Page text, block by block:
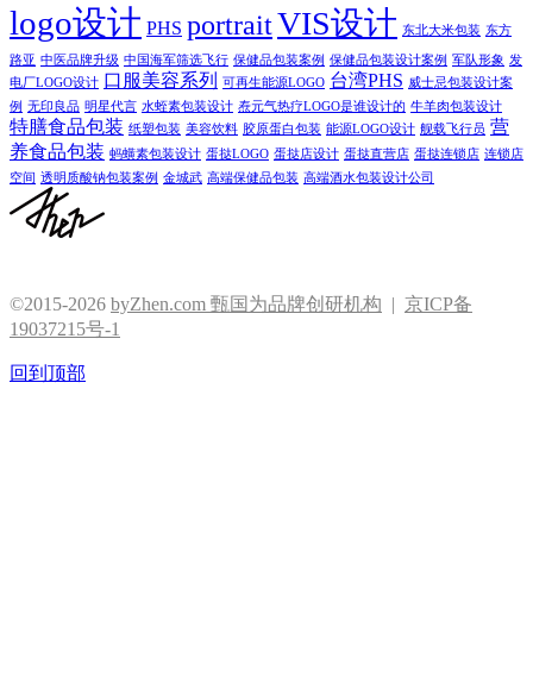
logo设计 PHS portraitVIS设计 东北大米包装 东方
路亚 中医品牌升级 中国海军筛选飞行 保健品包装案例 保健品包装设计案例 军队形象 发
电厂LOGO设计 口服美容系列 可再生能源LOGO 台湾PHS 威士忌包装设计案
例 无印良品 明星代言 水蛭素包装设计 焘元气热疗LOGO是谁设计的 牛羊肉包装设计
特膳食品包装 纸塑包装 美容饮料 胶原蛋白包装 能源LOGO设计 舰载飞行员 营
养食品包装 蚂蟥素包装设计 蛋挞LOGO 蛋挞店设计 蛋挞直营店 蛋挞连锁店 连锁店
空间 透明质酸钠包装案例 金城武 高端保健品包装 高端酒水包装设计公司
©2015-2026 byZhen.com 甄国为品牌创研机构 | 京ICP备
19037215号-1
回到顶部